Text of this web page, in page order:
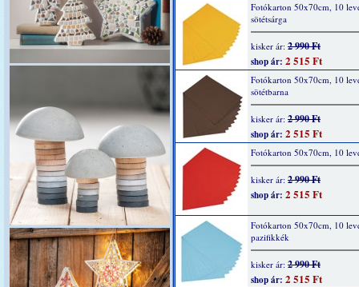
Fotókarton 50x70cm, 10
sötétsárga
kisker ár: 2 990 Ft
shop ár: 2 515 Ft
Fotókarton 50x70cm, 10
sötétbarna
kisker ár: 2 990 Ft
shop ár: 2 515 Ft
Fotókarton 50x70cm, 10
kisker ár: 2 990 Ft
shop ár: 2 515 Ft
Fotókarton 50x70cm, 10
pazifikkék
kisker ár: 2 990 Ft
shop ár: 2 515 Ft